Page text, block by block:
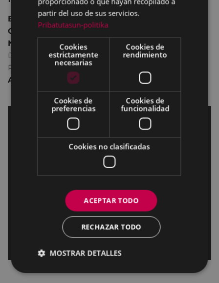
España 2018 89 min.
Comedia.
No recomendada para menores de 7 años.
Dirección:
Paco Caballero.
Reparto:
Julián López
Alonso.
partir del uso de sus servicios.
Pribatutasun-politika
Cookies
estrictamente
necesarias
Cookies de
rendimiento
Cookies de
preferencias
Cookies de
funcionalidad
Cookies no clasificadas
ACEPTAR TODO
RECHAZAR TODO
MOSTRAR DETALLES